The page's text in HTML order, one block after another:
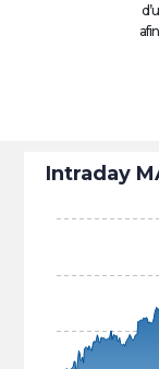
Intraday